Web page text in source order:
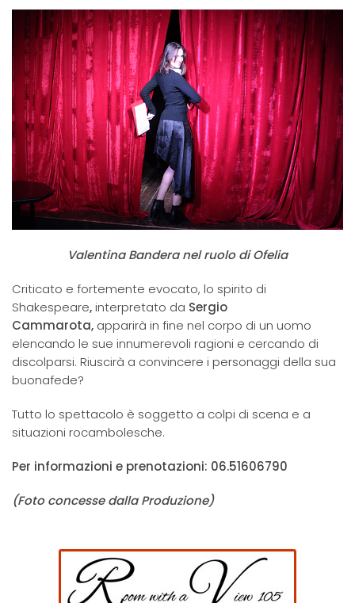
Valentina Bandera nel ruolo di Ofelia
Criticato e fortemente evocato, lo spirito di
Shakespeare,interpretato da Sergio
Cammarota, apparirà in fine nel corpo di un uomo
elencando le sue innumerevoli ragioni e cercando di
discolparsi. Riuscirà a convincere i personaggi della sua
buonafede?
Tutto lo spettacolo è soggetto a colpi di scena e a
situazioni rocambolesche.
Per informazioni e prenotazioni: 06.51606790
(Foto concesse dalla Produzione)